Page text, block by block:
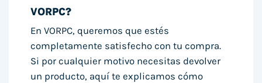
VORPC?
En VORPC, queremos que estés
completamente satisfecho con tu compra.
Si por cualquier motivo necesitas devolver
un producto, aquí te explicamos cómo